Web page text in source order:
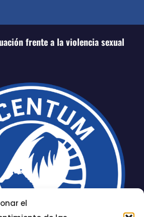
el
frente a la violencia sexual